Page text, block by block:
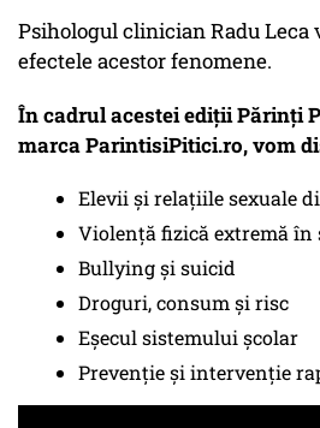
Psihologul clinician Radu Leca
efectele acestor fenomene.
În cadrul acestei ediții Părinți
marca ParintisiPitici.ro, vom
Elevii și relațiile sexuale
Violență fizică extremă în
Bullying și suicid
Droguri, consum și risc
Eșecul sistemului școlar
Prevenție și intervenție